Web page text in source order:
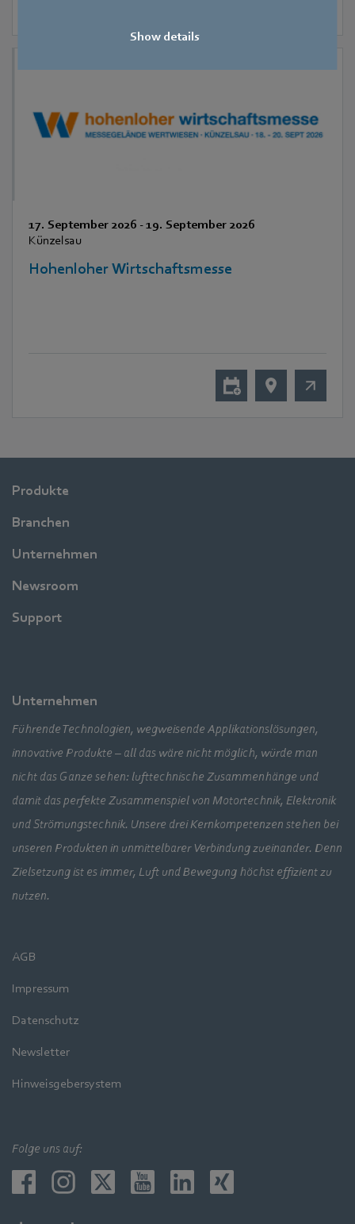
Show details
17. September 2026 -19. September 2026
Künzelsau
Hohenloher Wirtschaftsmesse
Produkte
Branchen
Unternehmen
Newsroom
Support
Unternehmen
Führende Technologien, wegweisende Applikationslösungen,
innovative Produkte – all das wäre nicht möglich, würde man
nicht das Ganze sehen: lufttechnische Zusammenhänge und
damit das perfekte Zusammenspiel von Motortechnik, Elektronik
und Strömungstechnik. Unsere drei Kernkompetenzen stehen bei
unseren Produkten in unmittelbarer Verbindung zueinander. Denn
Zielsetzung ist es immer, Luft und Bewegung höchst effizient zu
nutzen.
AGB
Impressum
Datenschutz
Newsletter
Hinweisgebersystem
Folge uns auf: